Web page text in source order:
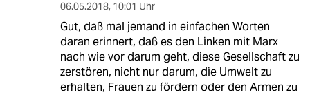
06.05.2018, 10:01 Uhr
Gut, daß mal jemand in einfachen Worten
daran erinnert, daß es den Linken mit Marx
nach wie vor darum geht, diese Gesellschaft zu
zerstören, nicht nur darum, die Umwelt zu
erhalten, Frauen zu fördern oder den Armen zu